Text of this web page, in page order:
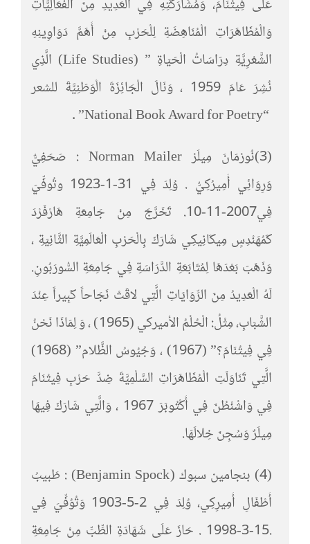
عَلَى فِيتْنَامَ، وَمُشَارَكَتِهِ فِي الْعَدِيدِ مِنَ الْفَعَالِيَّاتِ
وَالْمُظَاهَرَاتِ الْمُنَاهِضَةِ لِلْحَرْبِ مِنْ أَهَمَّ دَوَاوِينِهِ
الشَّعْرِيَّةِ دِرَاسَاتُ الْحَيَاةِ ” (Life Studies) الَّذِي
نُشِرَ عَامَ 1959 ، وَنَالَ الْجَائِزَةَ الْوَطَنِيَّةَ للشعر
“National Book Award for Poetry” .
(3)نُورْمَانَ مِيلَرْ Norman Mailer : صَحَفِيٌّ
وَرِوَائِي أَمِيرُكِيُّ . وُلِدَ فِي 31-1-1923 وتُوفِّيَ
فِي2007-11-10. تَخَرَّجَ مِنْ جَامِعَةِ هَارْفَرْدَ
كَمُهَنْدِسٍ مِيكَانِيكِي شَارَكَ بِالْحَرْبِ الْعَالَمِيَّةِ الثَّانِيَةِ ،
وَذَهَبَ بَعْدَهَا لِمُتَابَعَةِ الدَّرَاسَةِ فِي جَامِعَةِ السُّورَبُونِ.
لَهُ الْعَدِيدُ مِنَ الرِّوَايَاتِ الَّتِي لاقَتْ نَجَاحاً كَبِيراً عِنْدَ
الشَّبَابِ، مِثْلُ: الْحُلْمُ الأميركي (1965) ، وَ لِمَاذَا نَحْنُ
فِي فِيتُنَامَ؟” (1967) ، وَجُيُوسُ الظَّلام” (1968)
الَّتِي تَنَاوَلَتِ الْمُظَاهَرَاتِ السَّلْمِيَّةَ ضِدَّ حَرْبِ فِيتْنَامَ
فِي وَاشْنْطُنَ فِي أَكْتُوبَرَ 1967 ، وَالَّتِي شَارَكَ فِيهَا
مِيلَرٌ وَسُجِنَ خِلالَهَا.
(4) بنجامين سبوك (Benjamin Spock) : طَبيبُ
أَطْفَالِ أَمِيرِكِي، وُلِدَ فِي 2-5-1903 وَتُوُفِّيَ فِي
.15-3-1998 . حَازَ عَلَى شَهَادَةِ الطِّبِّ مِنْ جَامِعَةِ